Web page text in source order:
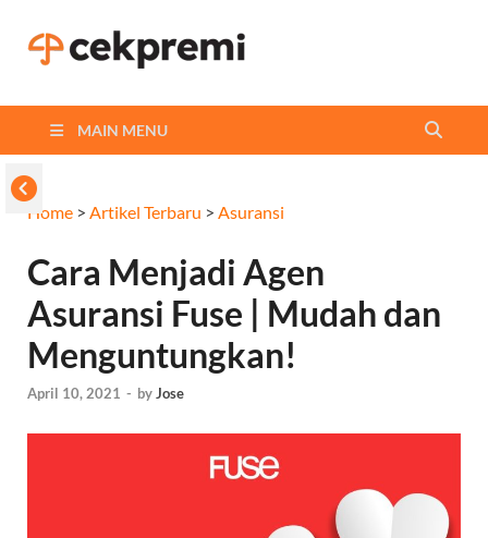
MAIN MENU
Home > Artikel Terbaru > Asuransi
Cara Menjadi Agen
Asuransi Fuse | Mudah dan
Menguntungkan!
April 10, 2021 - byJose